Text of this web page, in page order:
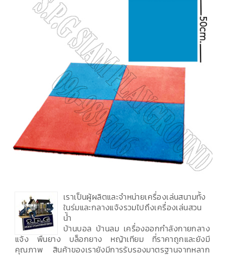
เราเป็นผู้ผลิตและจำหน่ายเครื่องเล่นสนามทั้ง
ในร่มและกลางแจ้งรวมไปถึงเครื่องเล่นสวน
น้ำ
บ้านบอล บ้านลม เครื่องออกกำลังกายกลาง
แจ้ง พื้นยาง บล็อกยาง หญ้าเทียม ที่ราคาถูกและยังมี
คุณภาพ สินค้าของเรายังมีการรับรองมาตรฐานจากหลาก